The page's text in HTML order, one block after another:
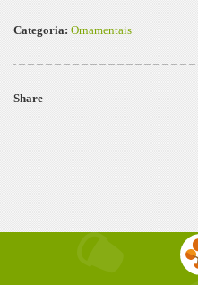
Categoria: Ornamentais
Share